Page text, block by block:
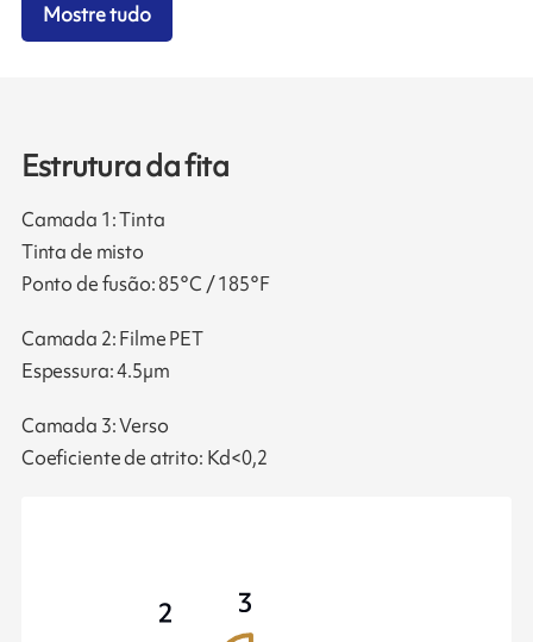
Mostre tudo
Estrutura da fita
Camada 1: Tinta
Tinta de misto
Ponto de fusão: 85°C / 185°F
Camada 2: Filme PET
Espessura: 4.5µm
Camada 3: Verso
Coeficiente de atrito: Kd<0,2